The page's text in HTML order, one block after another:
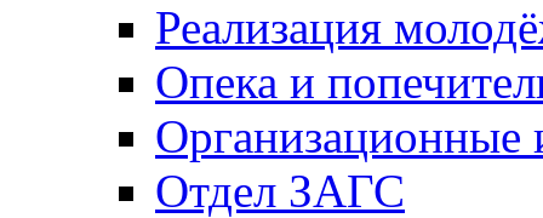
Реализация
Опека и
Отдел ЗАГС